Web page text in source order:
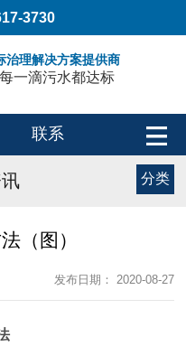
3730
治理解决方案提供商
一滴污水都达标
联系
分类
（图）
发布日期： 2020-08-27